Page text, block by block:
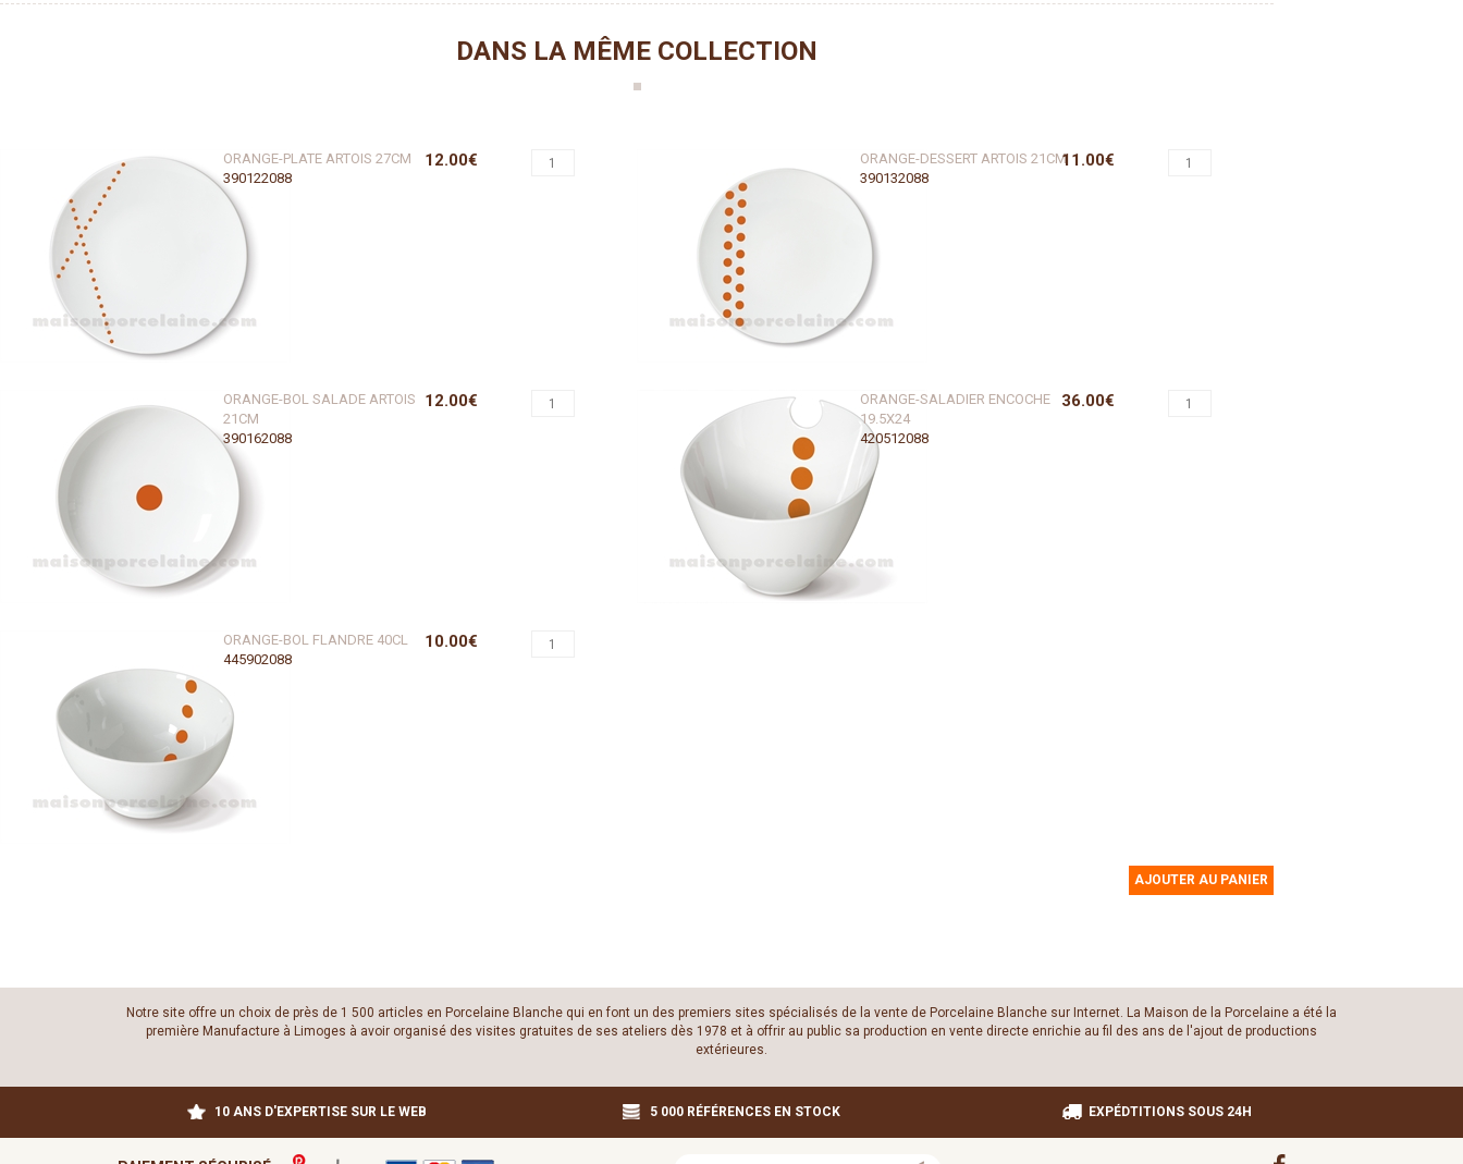
DANS LA MÊME COLLECTION
ORANGE-PLATE ARTOIS 27CM
390122088
12.00€
ORANGE-DESSERT ARTOIS 21CM
390132088
11.00€
ORANGE-BOL SALADE ARTOIS
21CM
390162088
12.00€
ORANGE-SALADIER ENCOCHE
19.5X24
420512088
36.00€
ORANGE-BOL FLANDRE 40CL
445902088
10.00€
AJOUTER AU PANIER
Notre site offre un choix de près de 1 500 articles en Porcelaine Blanche qui en font un des premiers sites spécialisés de la vente de Porcelaine Blanche sur Internet. La Maison de la Porcelaine a été la
première Manufacture à Limoges à avoir organisé des visites gratuites de ses ateliers dès 1978 et à offrir au public sa production en vente directe enrichie au fil des ans de l'ajout de productions
extérieures.
10 ANS D'EXPERTISE SUR LE WEB 5 000 RÉFÉRENCES EN STOCK EXPÉDTITIONS SOUS 24H